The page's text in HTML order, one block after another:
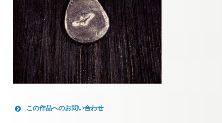
この作品へのお問い合わせ